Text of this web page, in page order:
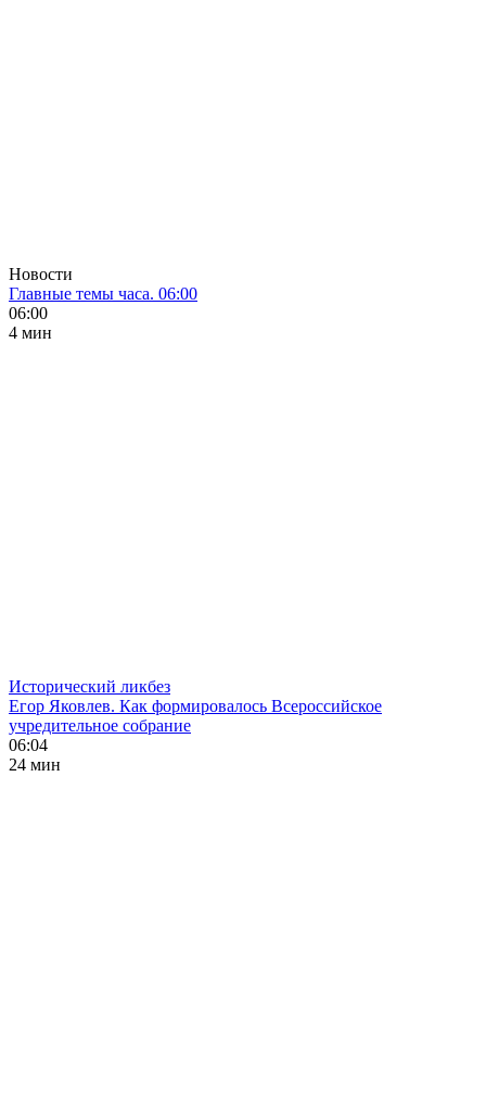
Новости
Главные темы часа. 06:00
06:00
4 мин
Исторический ликбез
Егор Яковлев. Как формировалось Всероссийское
учредительное собрание
06:04
24 мин